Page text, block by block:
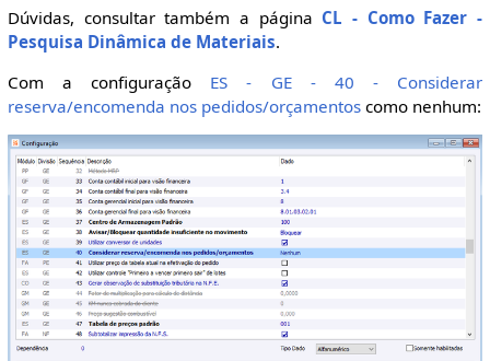
Dúvidas, consultar também a página CL - Como Fazer -
Pesquisa Dinâmica de Materiais.
Com a configuração ES - GE - 40 - Considerar
reserva/encomenda nos pedidos/orçamentoscomo nenhum: